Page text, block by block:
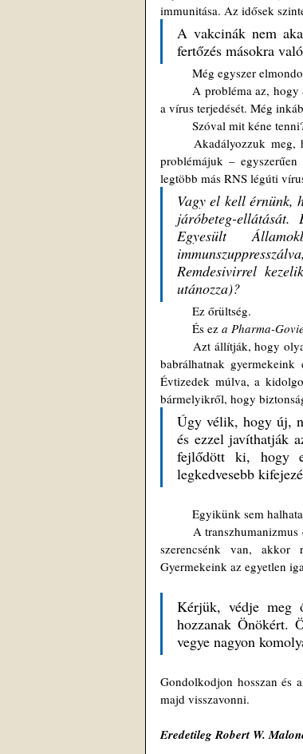
immunitása. Az idősek
A vakcinák nem
fertőzés másokra
Még egyszer
	A probléma az, hogy a vakcinák nem azt teszik, amit kellene – meg kellene akadályozniuk a fertőzést és
a vírus terjedését. Még
Szóval mit kéne
	Akadályozzuk meg, hogy „piszkálják” a gyerekeket az oltással, akik – hacsak nincs más komolyabb
problémájuk –
legtöbb más RNS légúti
Vagy el kell érnünk,
járóbeteg-
Egyesült
Remdesivirrel
utánozza)?
	Ez őrültség.
	És ez
a Pharma-
babrálhatnak
Évtizedek múlva, a
bármelyikről, hogy
Úgy vélik, hogy új,
és ezzel javíthatják
fejlődött ki, hogy
legkedvesebb
Egyikünk sem
szerencsénk van, akkor
Gyermekeink az egyetlen
Kérjük, védje meg
hozzanak Önökért.
vegye nagyon
Gondolkodjon hosszan és
majd visszavonni.
Eredetileg Robert W.